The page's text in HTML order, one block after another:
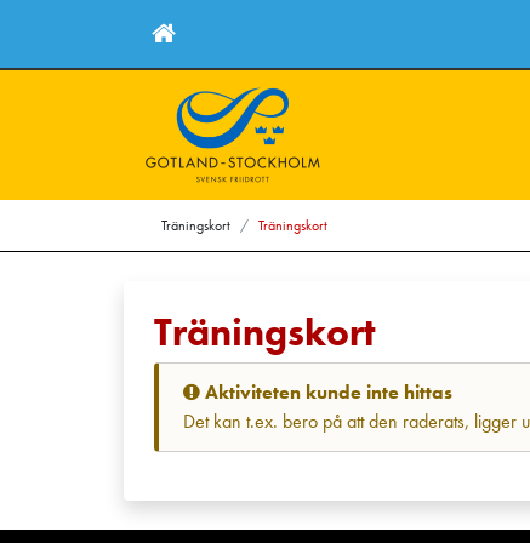
Träningskort Träningskort
Träningskort
Aktiviteten kunde inte hittas
Det kan t.ex. bero på att den raderats, ligger